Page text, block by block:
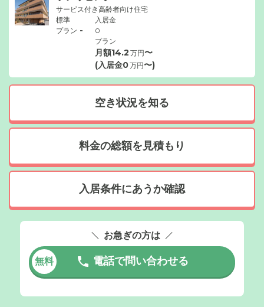
サービス付き高齢者向け住宅
標準
プラン -
入居金
0
プラン
月額14.2 万円〜
(入居金0万円〜)
空き状況を知る
料金の総額を見積もり
入居条件にあうか確認
お急ぎの方は
無料 電話で問い合わせる